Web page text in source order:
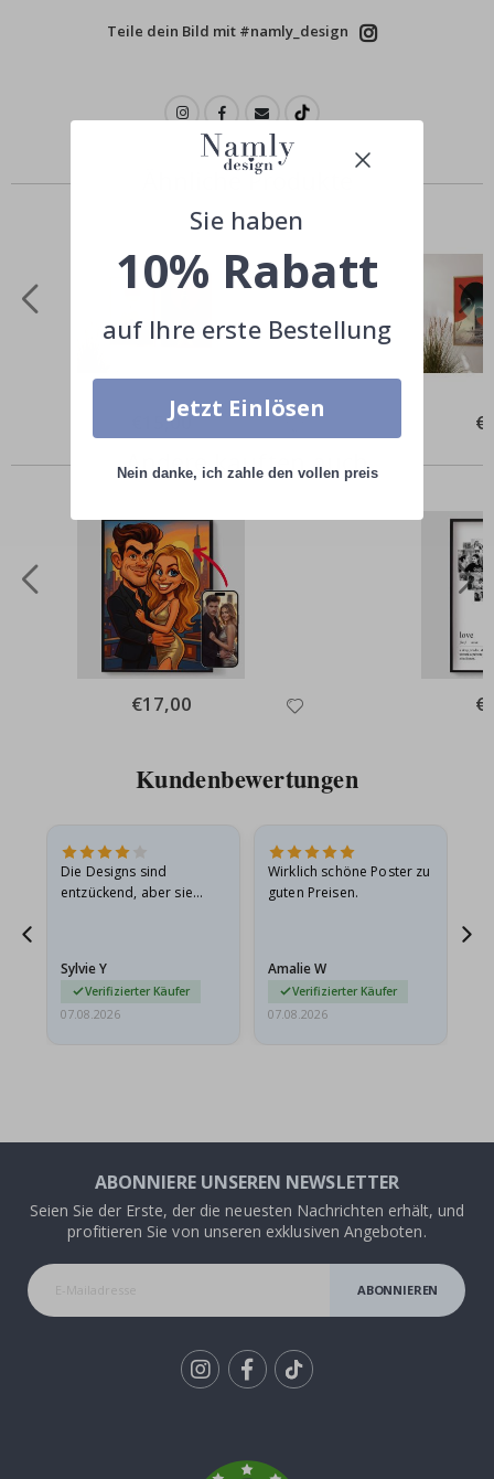
Teile dein Bild mit #namly_design
Ähnliche Produkte
Special
€15,00
Andere kauften auch
Special
Price
€17,00
Kundenbewertungen
Die Designs sind
entzückend, aber sie
sie…
Sylvie Y
Verifizierter Käufer
07.08.2026
Wirklich schöne Poster zu
guten Preisen.
Amalie W
Verifizierter Käufer
07.08.2026
ABONNIERE UNSEREN NEWSLETTER
Seien Sie der Erste, der die neuesten Nachrichten erhält, und
profitieren Sie von unseren exklusiven Angeboten.
ABONNIEREN
Sie haben
10% Rabatt
auf Ihre erste Bestellung
Jetzt Einlösen
Nein danke, ich zahle den vollen preis